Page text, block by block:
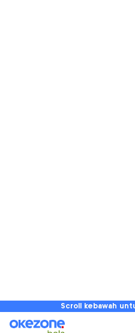
Scroll kebawah